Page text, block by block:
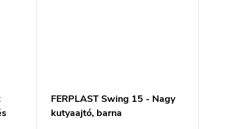
FERPLAST Swing 15 - Nagy
kutyaajtó, barna